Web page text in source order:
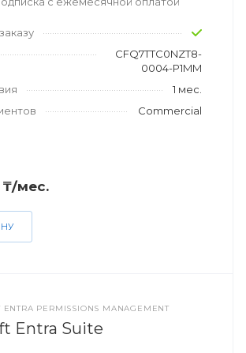
CFQ7TTC0NZT8-
0004-P1MM
1 мес.
Commercial
₸/мес.
ENTRA PERMISSIONS MANAGEMENT
Entra Suite